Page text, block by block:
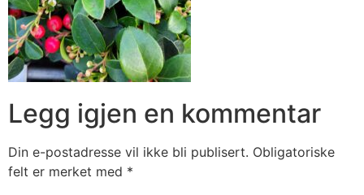
Legg igjen en kommentar
Din e-postadresse vil ikke bli publisert. Obligatoriske
felt er merket med *